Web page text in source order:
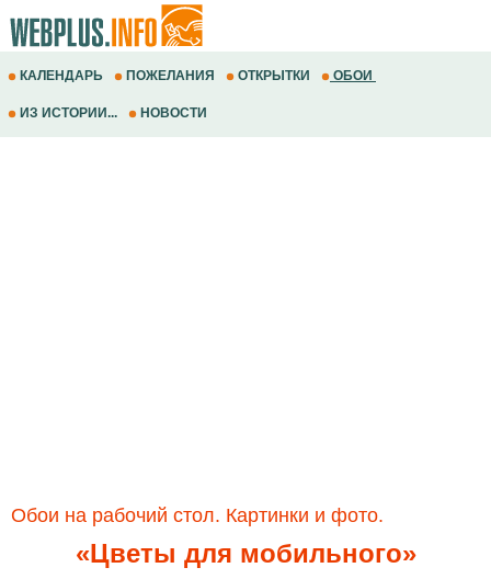
КАЛЕНДАРЬ ПОЖЕЛАНИЯ ОТКРЫТКИ ОБОИ
ИЗ ИСТОРИИ... НОВОСТИ
Обои на рабочий стол. Картинки и фото.
«Цветы для мобильного»